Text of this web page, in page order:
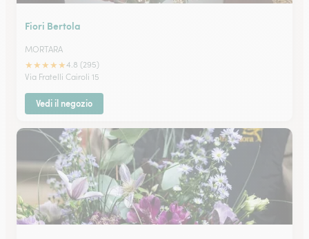
Fiori Bertola
MORTARA
★★★★★4.8 (295)
Via Fratelli Cairoli 15
Vedi il negozio